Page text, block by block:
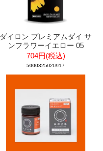
ダイロン プレミアムダイ サ
ンフラワーイエロー 05
704円(税込)
5000325020917